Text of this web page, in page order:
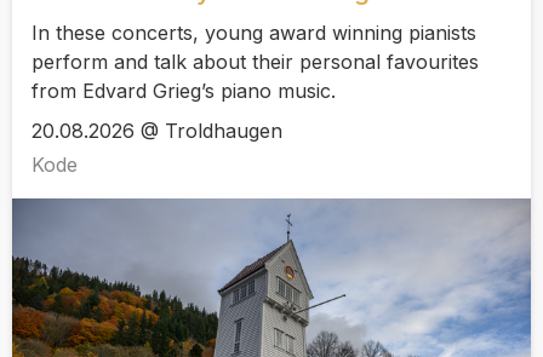
In these concerts, young award winning pianists
perform and talk about their personal favourites
from Edvard Grieg’s piano music.
20.08.2026 @ Troldhaugen
Kode